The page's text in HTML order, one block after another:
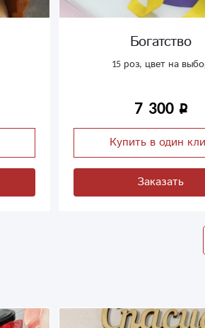
Богатство
15 роз, цвет на
7 300
Купить в один
Заказать